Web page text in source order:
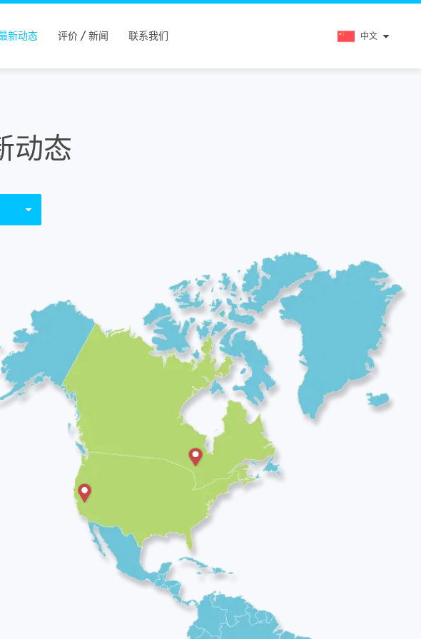
新动态 评价 / 新闻 联系我们 中文
动态